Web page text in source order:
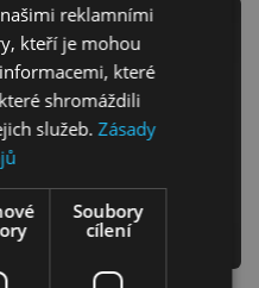
novinka či akce!
odeslat
reklamními
kteří je mohou
které
shromáždili
služeb.Zásady
Soubory
cílení